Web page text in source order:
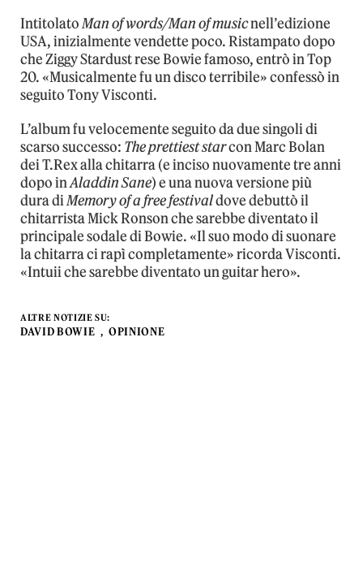
IntitolatoMan of words/Man of musicnell’edizione
USA, inizialmente vendette poco. Ristampato dopo
che Ziggy Stardust rese Bowie famoso, entrò in Top
20. «Musicalmente fu un disco terribile» confessò in
seguito Tony Visconti.
L’album fu velocemente seguito da due singoli di
scarso successo: The prettiest starcon Marc Bolan
dei T.Rex alla chitarra (e inciso nuovamente tre anni
dopo inAladdin Sane) e una nuova versione più
dura diMemory of a free festivaldove debuttò il
chitarrista Mick Ronson che sarebbe diventato il
principale sodale di Bowie. «Il suo modo di suonare
la chitarra ci rapì completamente» ricorda Visconti.
«Intuii che sarebbe diventato un guitar hero».
ALTRE NOTIZIE SU:
DAVID BOWIE OPINIONE